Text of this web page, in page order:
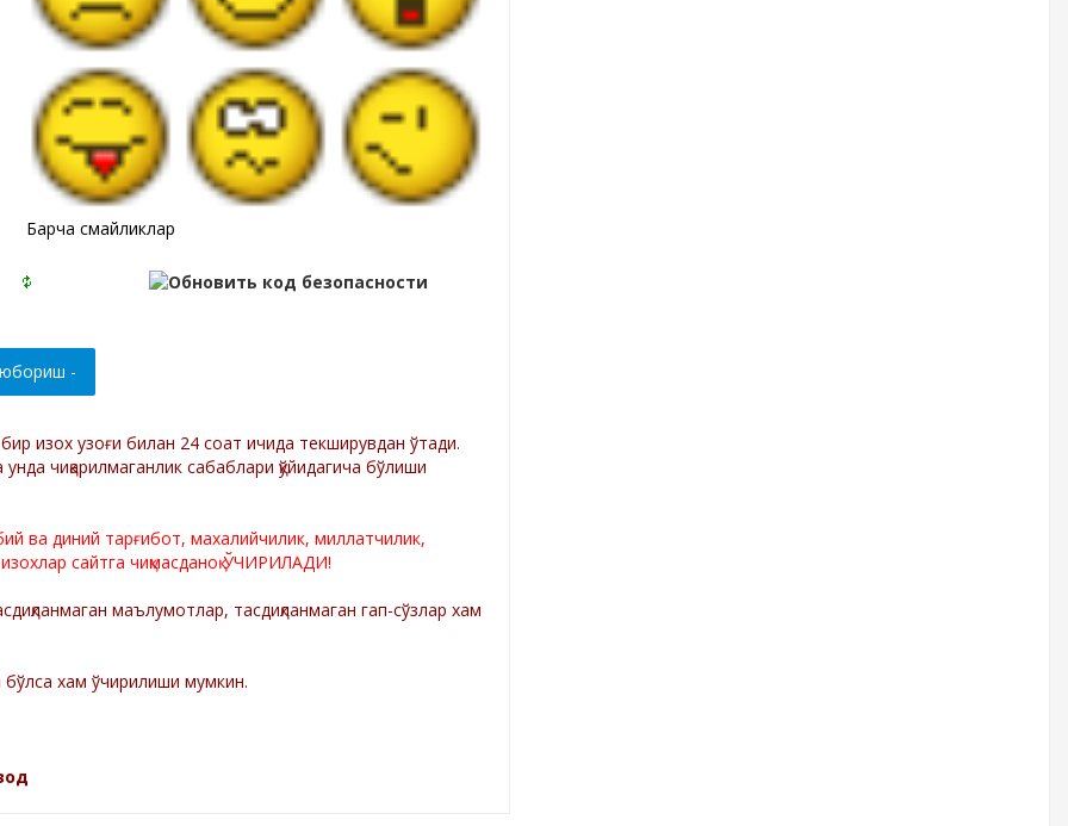
Барча смайликлар
изох узоғи билан 24 соат ичида текширувдан ўтади.
чиқарилмаганлик сабаблари қўйидагича бўлиши
ва диний тарғибот, махалийчилик, миллатчилик,
сайтга чиқмасданоқ ЎЧИРИЛАДИ!
маълумотлар, тасдиқланмаган гап-сўзлар хам
бўлса хам ўчирилиши мумкин.